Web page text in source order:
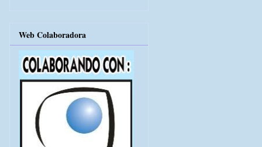
Web Colaboradora